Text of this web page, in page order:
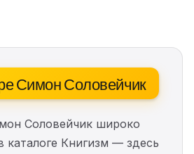
Симон Соловейчик
Соловейчик широко
каталоге Книгизм — здесь